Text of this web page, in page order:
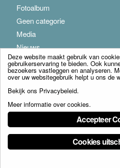
Fotoalbum
Geen categorie
Media
Nieuws
© Copyright - Franciscus Huis Weert B.V. -
Deze website maakt gebruik van
gebruikerservaring te bieden. Ook
bezoekers vastleggen en analyseren.
over uw websitegebruik helpt u ons de
Bekijk ons Privacybeleid.
Meer informatie over cookies.
Accepteer
Cookies